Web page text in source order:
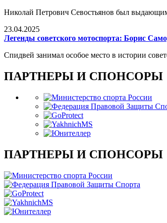
Николай Петрович Севостьянов был
23.04.2025
Легенды советского мотоспорта: Борис
Спидвей занимал особое место в истории
ПАРТНЕРЫ И СПОНСОРЫ
ПАРТНЕРЫ И СПОНСОРЫ